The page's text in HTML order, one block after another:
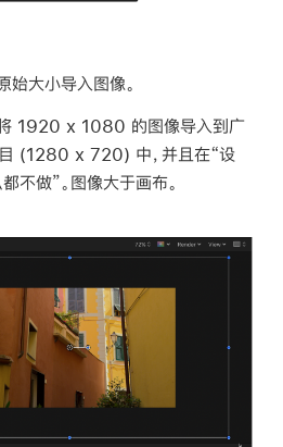
始大小导入图像。
1920 x 1080 的图像导入到广
(1280 x 720) 中，并且在“设
不做”。图像大于画布。